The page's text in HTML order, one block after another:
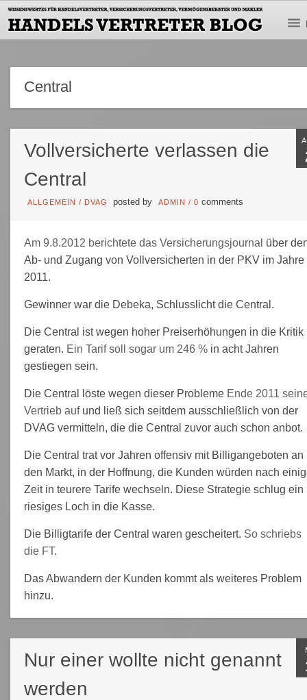
Central
Vollversicherte verlassen die
Central
ALLGEMEIN / DVAG posted by ADMIN / 0 comments
Am 9.8.2012 berichtete das Versicherungsjournal über
Ab- und Zugang von Vollversicherten in der PKV im Jahre
2011.
Gewinner war die Debeka, Schlusslicht die Central.
Die Central ist wegen hoher Preiserhöhungen in die Kritik
geraten. Ein Tarif soll sogar um 246 %in acht Jahren
gestiegen sein.
Die Central löste wegen dieser ProblemeEnde 2011
Vertrieb auf und ließ sich seitdem ausschließlich von der
DVAG vermitteln, die die Central zuvor auch schon anbot.
Die Central trat vor Jahren offensiv mit Billigangeboten an
den Markt, in der Hoffnung, die Kunden würden nach
Zeit in teurere Tarife wechseln. Diese Strategie schlug ein
riesiges Loch in die Kasse.
Die Billigtarife der Central waren gescheitert. So schriebs
die FT.
Das Abwandern der Kunden kommt als weiteres Problem
hinzu.
Nur einer wollte nicht genannt
werden